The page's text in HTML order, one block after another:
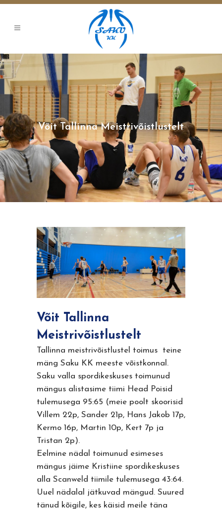
Võit Tallinna Meistrivõistlustelt
Võit Tallinna
Meistrivõistlustelt
Tallinna meistrivõistlustel toimus teine
mäng Saku KK meeste võistkonnal.
Saku valla spordikeskuses toimunud
mängus alistasime tiimi Head Poisid
tulemusega 95:65 (meie poolt skoorisid
Villem 22p, Sander 21p, Hans Jakob 17p,
Kermo 16p, Martin 10p, Kert 7p ja
Tristan 2p).
Eelmine nädal toimunud esimeses
mängus jäime Kristiine spordikeskuses
alla Scanweld tiimile tulemusega 43:64.
Uuel nädalal jätkuvad mängud. Suured
tänud kõigile, kes käisid meile täna